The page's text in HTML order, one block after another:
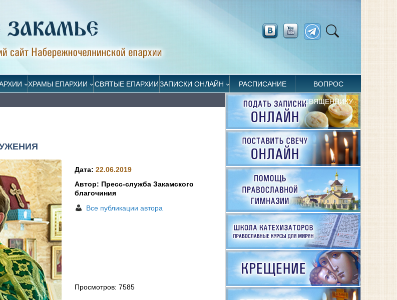
ХРАМЫ ЕПАРХИИ СВЯТЫЕ ЕПАРХИИЗАПИСКИ ОНЛАЙН РАСПИСАНИЕ ВОПРОС
СВЯЩЕННИКУ
Дата:22.06.2019
Автор: Пресс-служба Закамского
благочиния
Все публикации автора
Просмотров:7585